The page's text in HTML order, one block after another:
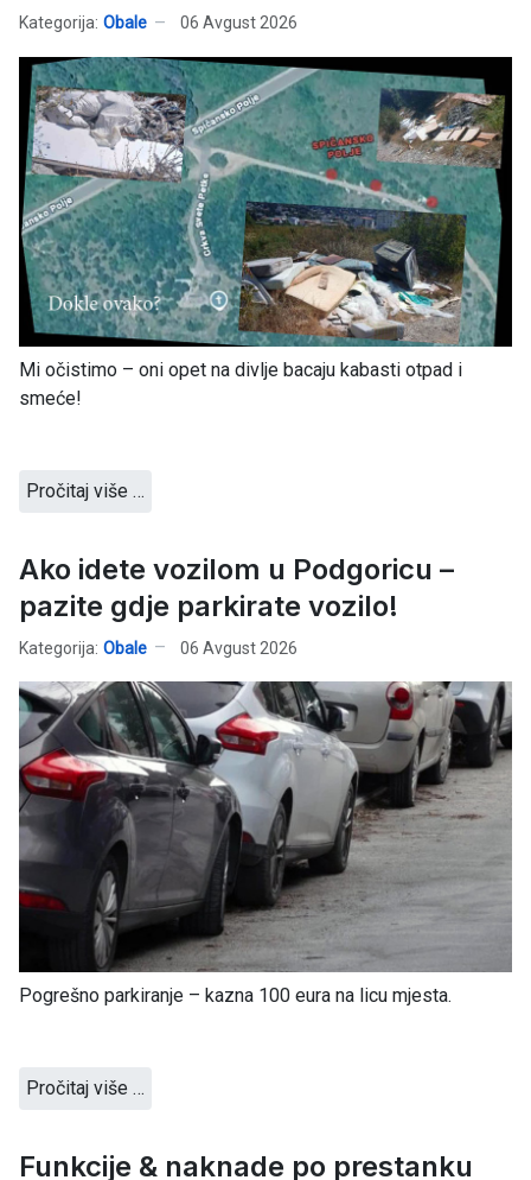
Kategorija: Obale 06 Avgust 2026
Mi očistimo – oni opet na divlje bacaju kabasti otpad i
smeće!
Pročitaj više …
Ako idete vozilom u Podgoricu –
pazite gdje parkirate vozilo!
Kategorija: Obale 06 Avgust 2026
Pogrešno parkiranje – kazna 100 eura na licu mjesta.
Pročitaj više …
Funkcije & naknade po prestanku